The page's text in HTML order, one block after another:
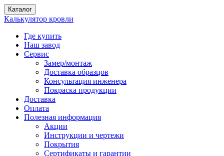
Каталог
Калькулятор кровли
Где купить
Наш завод
Сервис
Замер/монтаж
Доставка образцов
Консультация инженера
Покраска продукции
Доставка
Оплата
Полезная информация
Акции
Инструкции и чертежи
Покрытия
Сертификаты и гарантии